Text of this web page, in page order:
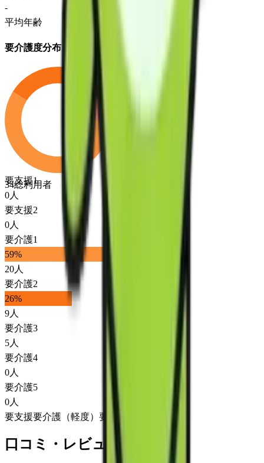
-
平均年齢
要介護度分布
34総利用者
要支援1
0人
要支援2
0人
要介護1
59%
20人
要介護2
26%
9人
要介護3
5人
要介護4
0人
要介護5
0人
要支援要介護（軽度） 要介護（重度）
口コミ・レビュー